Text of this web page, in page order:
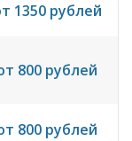
1350 рублей
800 рублей
800 рублей